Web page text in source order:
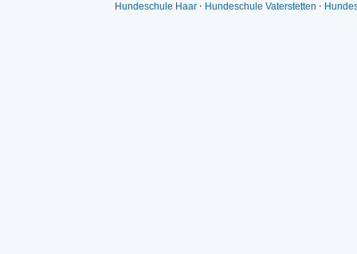
Hundeschule Haar ⋅ Hundeschule Vaterstetten ⋅